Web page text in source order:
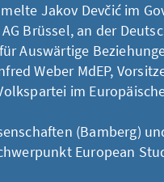
Jakov Devčić im
Brüssel, an der
Auswärtige
Weber MdEP,
im
(Bamberg)
European